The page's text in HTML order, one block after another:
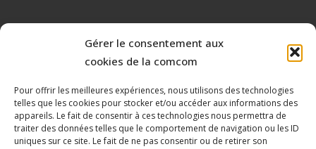
Gérer le consentement aux
cookies de la comcom
Pour offrir les meilleures expériences, nous utilisons des technologies
telles que les cookies pour stocker et/ou accéder aux informations des
appareils. Le fait de consentir à ces technologies nous permettra de
traiter des données telles que le comportement de navigation ou les ID
uniques sur ce site. Le fait de ne pas consentir ou de retirer son